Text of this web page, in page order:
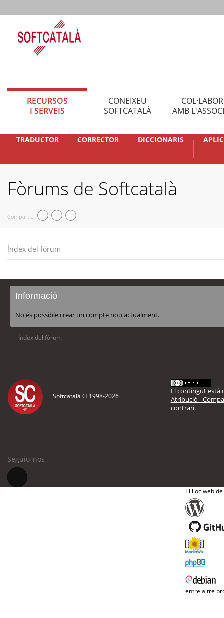
RECURSOS
I SERVEIS
CONEIXEU
SOFTCATALÀ
AMB
TRADUCTOR CORRECTOR DICCIONARIS
Fòrums de Softcatalà
Compartiu
Índex del fòrum
Informació
No és possible crear un compte nou actualment.
Índex del fòrum
Softcatalà © 1998-2026
El contingut està
Atribució -
contrari.
Seguiu-nos
El lloc web
entre altre